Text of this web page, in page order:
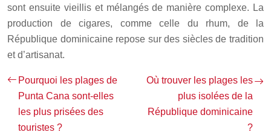
sont ensuite vieillis et mélangés de manière complexe. La
production de cigares, comme celle du rhum, de la
République dominicaine repose sur des siècles de tradition
et d’artisanat.
Pourquoi les plages de
Punta Cana sont-elles
les plus prisées des
touristes ?
Où trouver les plages les
plus isolées de la
République dominicaine
?